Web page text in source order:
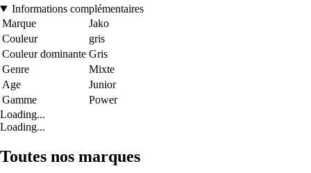
Informations complémentaires
Marque
Jako
Couleur
gris
Couleur dominante Gris
Genre
Mixte
Age
Junior
Gamme
Power
Loading...
Loading...
Toutes nos marques